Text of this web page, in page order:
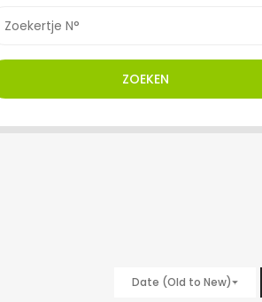
ZOEKEN
Date (Old to New)